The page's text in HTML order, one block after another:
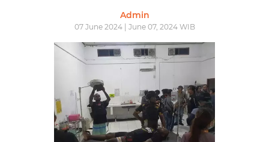
Admin
07 June 2024 | June 07, 2024 WIB